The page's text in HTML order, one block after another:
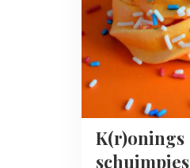
K(r)onings
schuimpjes